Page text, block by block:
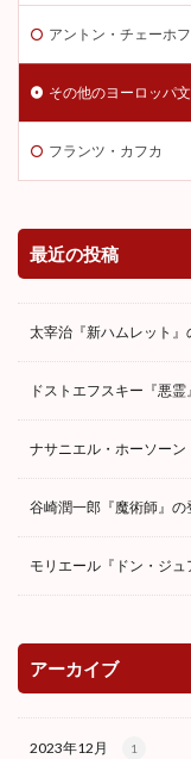
アントン・チェーホフ
その他のヨーロッパ
フランツ・カフカ
最近の投稿
太宰治『新ハムレット
ドストエフスキー『悪
ナサニエル・ホーソー
谷崎潤一郎『魔術師』
モリエール『ドン・ジ
アーカイブ
2023年12月 1